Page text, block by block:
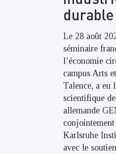
durable
Le 28 août
séminaire
l’économie
campus Arts
Talence, a eu
scientifique
allemande
Karlsruhe
avec le